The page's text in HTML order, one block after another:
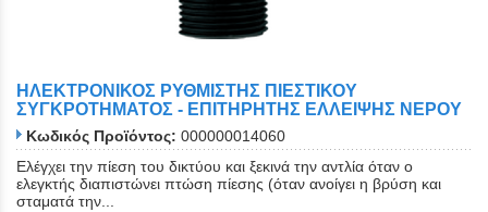
ΗΛΕΚΤΡΟΝΙΚΟΣ ΡΥΘΜΙΣΤΗΣ ΠΙΕΣΤΙΚΟΥ
ΣΥΓΚΡΟΤΗΜΑΤΟΣ - ΕΠΙΤΗΡΗΤΗΣ ΕΛΛΕΙΨΗΣ ΝΕΡΟΥ
Κωδικός Προϊόντος: 000000014060
Ελέγχει την πίεση του δικτύου και ξεκινά την αντλία όταν ο
ελεγκτής διαπιστώνει πτώση πίεσης (όταν ανοίγει η βρύση και
σταματά την...